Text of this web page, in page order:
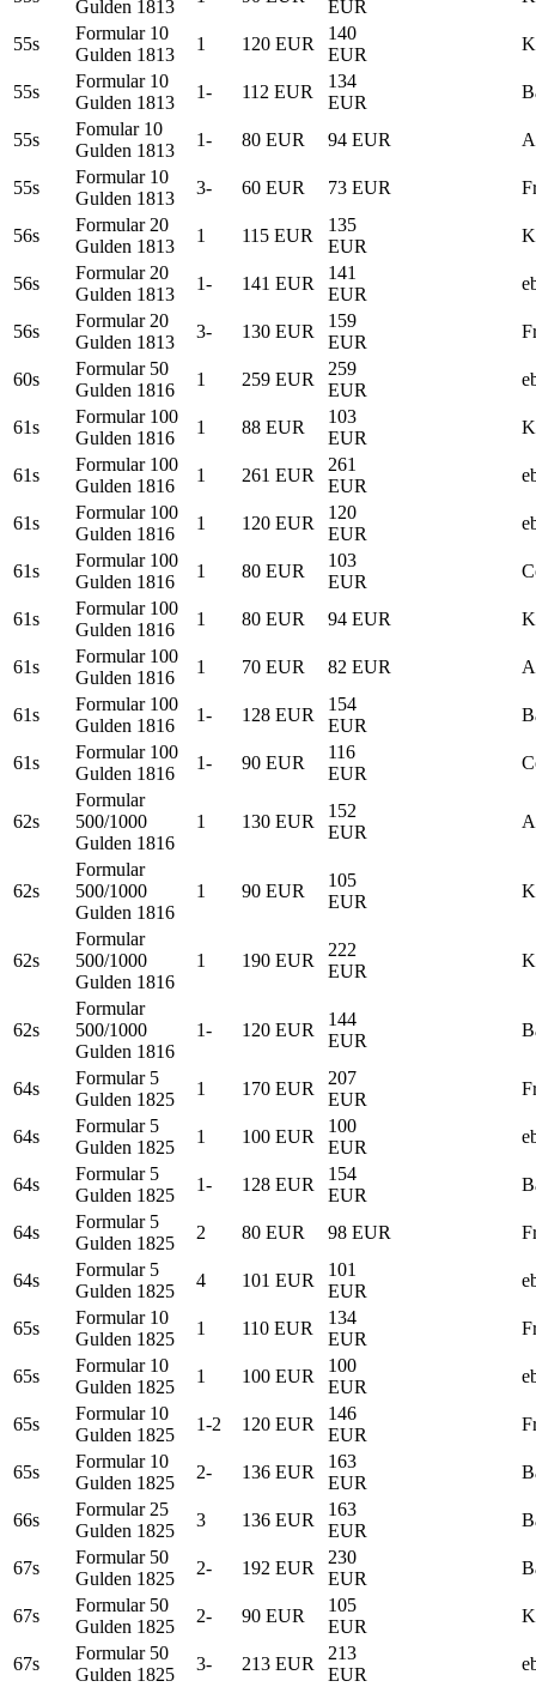
Gulden 1813 EUR
55s
Formular 10
Gulden 1813
1 120 EUR
140
EUR
55s
Formular 10
Gulden 1813
1- 112 EUR
134
EUR
55s
Fomular 10
Gulden 1813
1- 80 EUR 94 EUR
55s
Formular 10
Gulden 1813
3- 60 EUR 73 EUR
56s
Formular 20
Gulden 1813
1 115 EUR
135
EUR
56s
Formular 20
Gulden 1813
1- 141 EUR
141
EUR
56s
Formular 20
Gulden 1813
3- 130 EUR
159
EUR
60s
Formular 50
Gulden 1816
1 259 EUR
259
EUR
61s
Formular 100
Gulden 1816
1 88 EUR
103
EUR
61s
Formular 100
Gulden 1816
1 261 EUR
261
EUR
61s
Formular 100
Gulden 1816
1 120 EUR
120
EUR
61s
Formular 100
Gulden 1816
1 80 EUR
103
EUR
61s
Formular 100
Gulden 1816
1 80 EUR 94 EUR
61s
Formular 100
Gulden 1816
1 70 EUR 82 EUR
61s
Formular 100
Gulden 1816
1- 128 EUR
154
EUR
61s
Formular 100
Gulden 1816
1- 90 EUR
116
EUR
62s
Formular
500/1000
Gulden 1816
1 130 EUR
152
EUR
62s
Formular
500/1000
Gulden 1816
1 90 EUR
105
EUR
62s
Formular
500/1000
Gulden 1816
1 190 EUR
222
EUR
62s
Formular
500/1000
Gulden 1816
1- 120 EUR
144
EUR
64s
Formular 5
Gulden 1825
1 170 EUR
207
EUR
64s
Formular 5
Gulden 1825
1 100 EUR
100
EUR
64s
Formular 5
Gulden 1825
1- 128 EUR
154
EUR
64s
Formular 5
Gulden 1825
2 80 EUR 98 EUR
64s
Formular 5
Gulden 1825
4 101 EUR
101
EUR
65s
Formular 10
Gulden 1825
1 110 EUR
134
EUR
65s
Formular 10
Gulden 1825
1 100 EUR
100
EUR
65s
Formular 10
Gulden 1825
1-2 120 EUR
146
EUR
65s
Formular 10
Gulden 1825
2- 136 EUR
163
EUR
66s
Formular 25
Gulden 1825
3 136 EUR
163
EUR
67s
Formular 50
Gulden 1825
2- 192 EUR
230
EUR
67s
Formular 50
Gulden 1825
2- 90 EUR
105
EUR
67s
Formular 50
Gulden 1825
3- 213 EUR
213
EUR